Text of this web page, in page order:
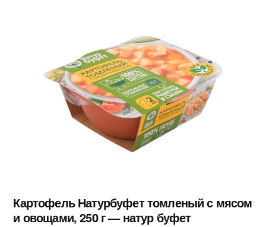
Картофель Натурбуфет томленый с мясом
и овощами, 250 г — натур буфет